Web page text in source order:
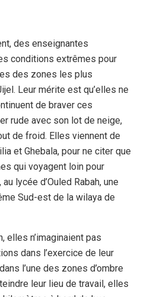
des enseignantes
conditions extrêmes pour
des zones les plus
Leur mérite est qu’elles ne
de braver ces
rude avec son lot de neige,
de froid. Elles viennent de
et Ghebala, pour ne citer que
qui voyagent loin pour
lycée d’Ouled Rabah, une
Sud-est de la wilaya de
elles n’imaginaient pas
dans l’exercice de leur
l’une des zones d’ombre
leur lieu de travail, elles